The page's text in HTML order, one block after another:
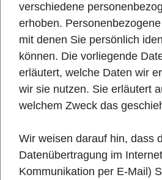
verschiedene
erhoben.
mit denen Sie persönlich
können. Die vorliegende
erläutert, welche Daten wir
wir sie nutzen. Sie erläutert
welchem Zweck das
Wir weisen darauf hin, dass
Datenübertragung im
Kommunikation per E-Mail)